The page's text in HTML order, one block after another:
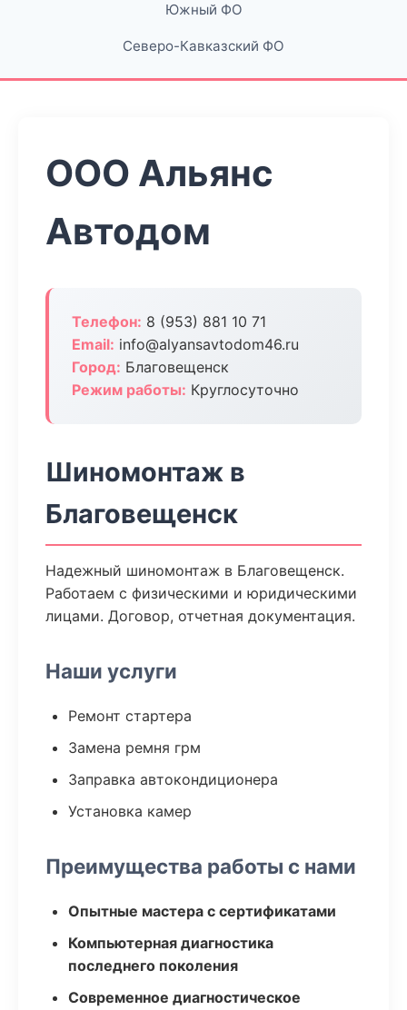
Южный ФО
Северо-Кавказский ФО
ООО Альянс
Автодом
Телефон: 8 (953) 881 10 71
Email: info@alyansavtodom46.ru
Город: Благовещенск
Режим работы: Круглосуточно
Шиномонтаж в
Благовещенск
Надежный шиномонтаж в Благовещенск.
Работаем с физическими и юридическими
лицами. Договор, отчетная документация.
Наши услуги
Ремонт стартера
Замена ремня грм
Заправка автокондиционера
Установка камер
Преимущества работы с нами
Опытные мастера с сертификатами
Компьютерная диагностика
последнего поколения
Современное диагностическое